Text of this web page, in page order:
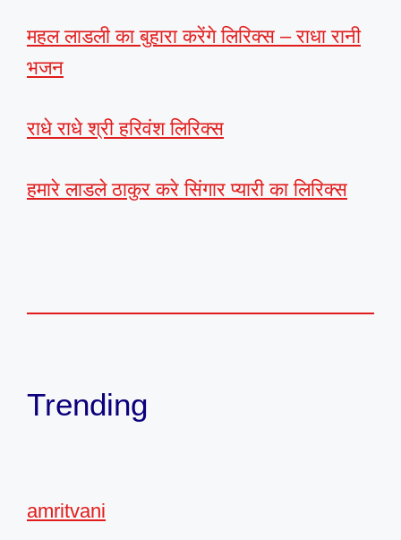
महल लाडली का बुहारा करेंगे लिरिक्स – राधा रानी
भजन
राधे राधे श्री हरिवंश लिरिक्स
हमारे लाडले ठाकुर करे सिंगार प्यारी का लिरिक्स
Trending
amritvani